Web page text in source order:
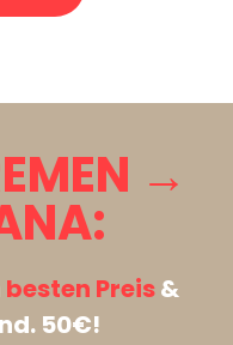
→
besten Preis&
50€!